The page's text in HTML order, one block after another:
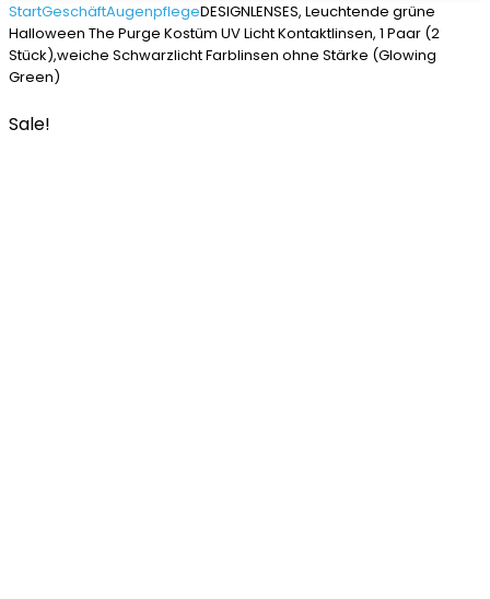
StartGeschäftAugenpflegeDESIGNLENSES, Leuchtende grüne
Halloween The Purge Kostüm UV Licht Kontaktlinsen, 1 Paar (2
Stück),weiche Schwarzlicht Farblinsen ohne Stärke (Glowing
Green)
Sale!